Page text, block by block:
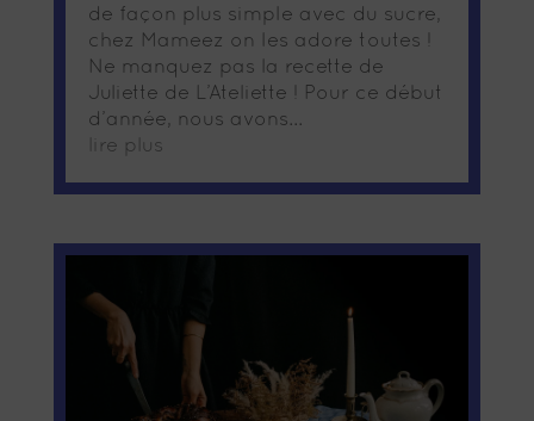
de façon plus simple avec du sucre,
chez Mameez on les adore toutes !
Ne manquez pas la recette de
Juliette de L’Ateliette ! Pour ce début
d’année, nous avons...
lire plus